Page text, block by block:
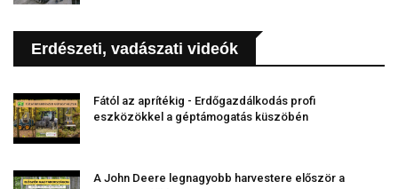
Erdészeti, vadászati videók
Fától az aprítékig - Erdőgazdálkodás profi
eszközökkel a géptámogatás küszöbén
A John Deere legnagyobb harvestere először a